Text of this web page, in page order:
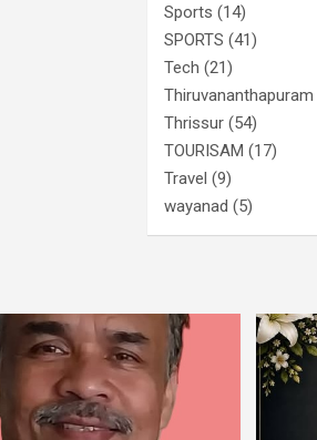
Sports (14)
SPORTS (41)
Tech (21)
Thiruvananthapuram
Thrissur (54)
TOURISAM (17)
Travel (9)
wayanad (5)